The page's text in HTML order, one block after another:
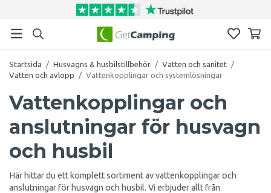
Startsida / Husvagns & husbilstillbehör / Vatten och sanitet /
Vatten och avlopp
/ Vattenkopplingar och systemlösningar
Vattenkopplingar och
anslutningar för husvagn
och husbil
Här hittar du ett komplett sortiment av vattenkopplingar och
anslutningar för husvagn och husbil. Vi erbjuder allt från